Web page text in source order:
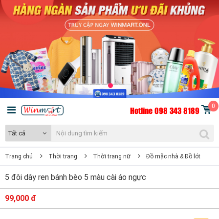
Hotline 098 343 8189 0
Tất cả
Trang chủ Thời trang Thời trang nữ Đồ mặc nhà & Đồ lót
5 đôi dây ren bánh bèo 5 màu cài áo ngực
99,000 đ